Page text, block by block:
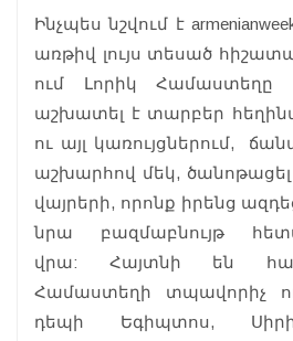
Ինչպես նշվում է
առթիվ լույս տեսած
ում Լորիկ Համաստեղը
աշխատել է տարբեր
ու այլ կառույցներում,
աշխարհով մեկ,
վայրերի, որոնք իրենց
նրա բազմաբնույթ
վրա: Հայտնի են
Համաստեղի տպավորիչ
դեպի Եգիպտոս,